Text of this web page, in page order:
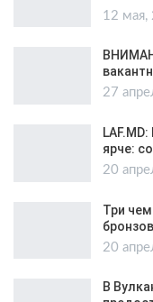
12 мая,
27
ярче:
20
Три
20
В